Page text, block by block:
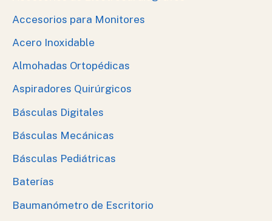
Accesorios para Monitores
Acero Inoxidable
Almohadas Ortopédicas
Aspiradores Quirúrgicos
Básculas Digitales
Básculas Mecánicas
Básculas Pediátricas
Baterías
Baumanómetro de Escritorio